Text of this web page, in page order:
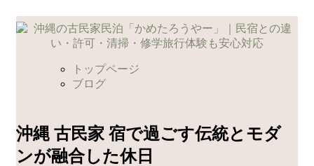
コ
ン
キ
ッ
プ
トップページ
ブログ
沖縄 古民家 宿で過ごす伝統とモダ
ンが融合した休日